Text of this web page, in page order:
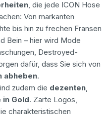
, die jede ICON Hose
Von markanten
bis hin zu frechen Fransen
Bein – hier wird Mode
Destroyed-
dafür, dass Sie sich von
abheben.
zudem die dezenten,
Gold. Zarte Logos,
charakteristischen